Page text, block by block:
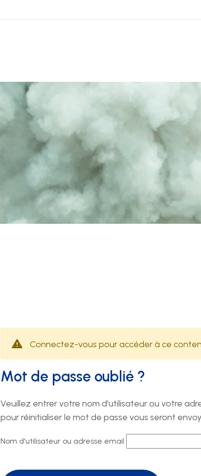
Nos prestations
Développement durable
Formation
Juridique
Sécurité au travail et protection
de la santé
RECHERCHES POPULAIRES
Développement durable
Formation
Juridique
Connectez-vous pour accéder à ce
Mot de passe oublié ?
Veuillez entrer votre nom d'utilisateur ou votre
pour réinitialiser le mot de passe vous seront
Nom d'utilisateur ou adresse email